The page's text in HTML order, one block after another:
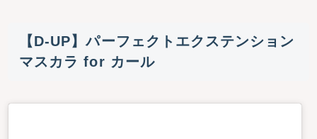
【D-UP】パーフェクトエクステンション
マスカラ for カール